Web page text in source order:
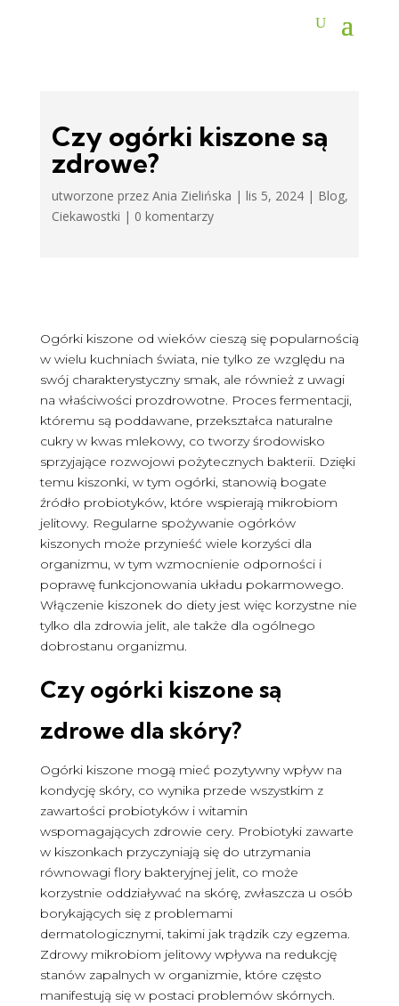
Czy ogórki kiszone są
zdrowe?
utworzone przezAnia Zielińska |lis 5, 2024 | Blog,
Ciekawostki | 0 komentarzy
Ogórki kiszone od wieków cieszą się popularnością
w wielu kuchniach świata, nie tylko ze względu na
swój charakterystyczny smak, ale również z uwagi
na właściwości prozdrowotne. Proces fermentacji,
któremu są poddawane, przekształca naturalne
cukry w kwas mlekowy, co tworzy środowisko
sprzyjające rozwojowi pożytecznych bakterii. Dzięki
temu kiszonki, w tym ogórki, stanowią bogate
źródło probiotyków, które wspierają mikrobiom
jelitowy. Regularne spożywanie ogórków
kiszonych może przynieść wiele korzyści dla
organizmu, w tym wzmocnienie odporności i
poprawę funkcjonowania układu pokarmowego.
Włączenie kiszonek do diety jest więc korzystne nie
tylko dla zdrowia jelit, ale także dla ogólnego
dobrostanu organizmu.
Czy ogórki kiszone są
zdrowe dla skóry?
Ogórki kiszone mogą mieć pozytywny wpływ na
kondycję skóry, co wynika przede wszystkim z
zawartości probiotyków i witamin
wspomagających zdrowie cery. Probiotyki zawarte
w kiszonkach przyczyniają się do utrzymania
równowagi flory bakteryjnej jelit, co może
korzystnie oddziaływać na skórę, zwłaszcza u osób
borykających się z problemami
dermatologicznymi, takimi jak trądzik czy egzema.
Zdrowy mikrobiom jelitowy wpływa na redukcję
stanów zapalnych w organizmie, które często
manifestują się w postaci problemów skórnych.